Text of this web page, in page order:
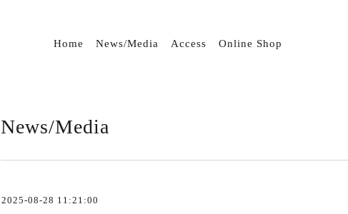
Home News/Media Access Online Shop
News/Media
2025-08-28 11:21:00